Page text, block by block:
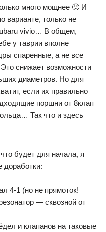
много мощнее 🙂 И
варианте, только не
vivio… В общем,
у таврии вполне
спаренные, а не все
Это снижает возможности
диаметров. Но для
если их правильно
поршни от 8клап
Так что и здесь
будет для начала, я
доработки:
4-1 (но не прямоток!
— сквозной от
и клапанов на таковые